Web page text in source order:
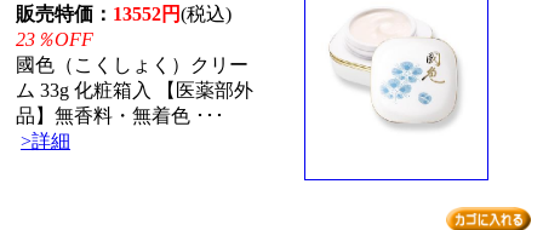
販売特価： 13552円(税込)
23％OFF
國色（こくしょく）クリー
ム 33g 化粧箱入 【医薬部外
品】無香料・無着色 ･･･
>詳細